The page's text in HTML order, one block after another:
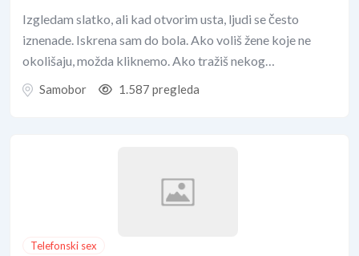
Izgledam slatko, ali kad otvorim usta, ljudi se često
iznenade. Iskrena sam do bola. Ako voliš žene koje ne
okolišaju, možda kliknemo. Ako tražiš nekog…
Samobor 1.587 pregleda
Telefonski sex